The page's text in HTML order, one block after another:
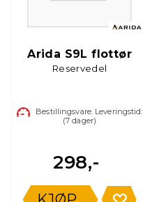
Arida S9L flottør
Reservedel
Bestillingsvare. Leveringstid:
(7 dager)
298,-